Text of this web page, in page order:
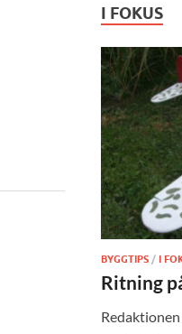
I FOKUS
BYGGTIPS /I
Ritning